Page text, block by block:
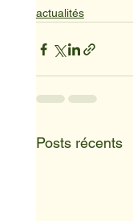
actualités
Posts récents